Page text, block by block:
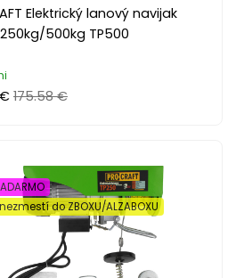
Elektrický lanový navijak
250kg/500kg TP500
175.58 €
do ZBOXU/ALZABOXU